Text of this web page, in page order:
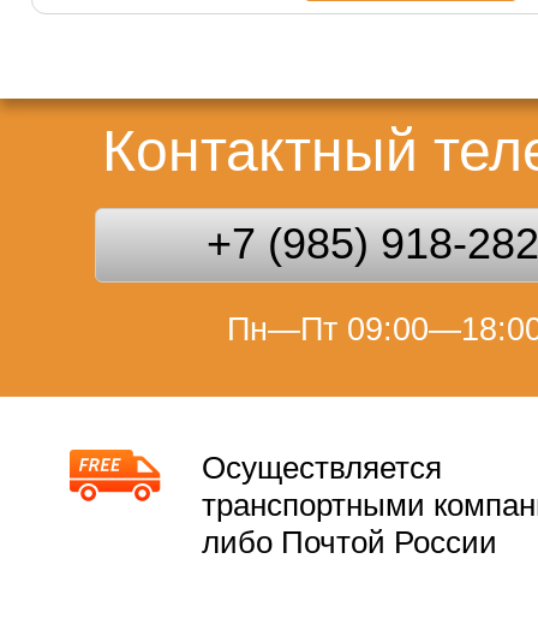
Контактный
+7 (985) 918-
Пн—Пт
Осуществляется
транспортными
либо Почтой России